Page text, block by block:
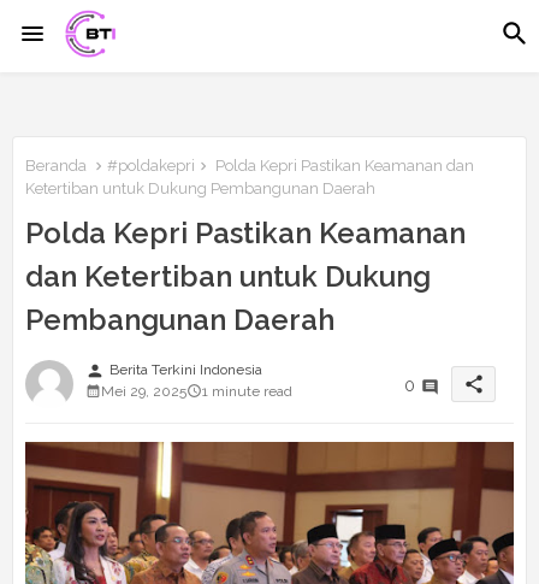
Beranda #poldakepri
Polda Kepri Pastikan Keamanan dan
Ketertiban untuk Dukung Pembangunan Daerah
Polda Kepri Pastikan Keamanan
dan Ketertiban untuk Dukung
Pembangunan Daerah
person Berita Terkini Indonesia
Mei 29, 2025
1 minute read 0 share